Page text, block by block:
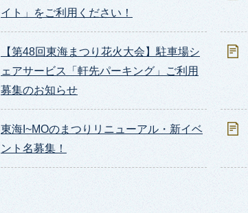
イト」をご利用ください！
【第48回東海まつり花火大会】駐車場シ
ェアサービス「軒先パーキング」ご利用
募集のお知らせ
東海I~MOのまつりリニューアル・新イベ
ント名募集！